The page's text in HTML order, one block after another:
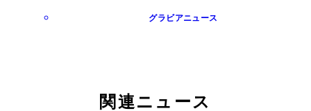
グラビアニュース
関連ニュース